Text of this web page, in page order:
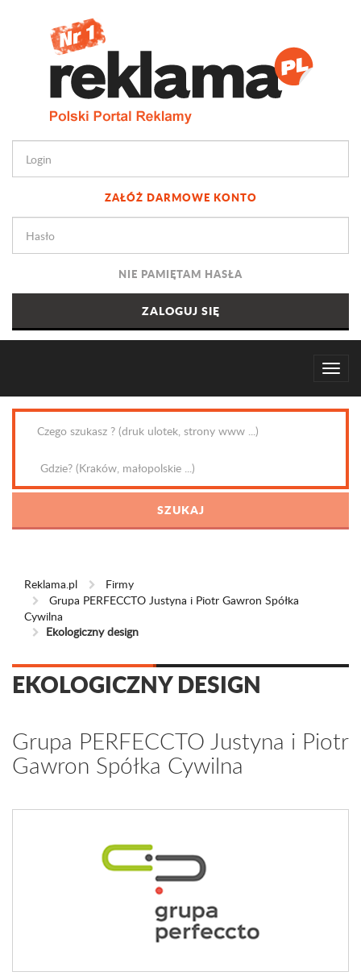
ZAŁÓŻ DARMOWE KONTO
NIE PAMIĘTAM HASŁA
Reklama.pl
Firmy
Grupa PERFECCTO Justyna i Piotr Gawron Spółka
Cywilna
Ekologiczny design
EKOLOGICZNY DESIGN
Grupa PERFECCTO Justyna i Piotr
Gawron Spółka Cywilna